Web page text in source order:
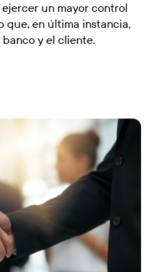
un mayor control
que, en última instancia,
y el cliente.